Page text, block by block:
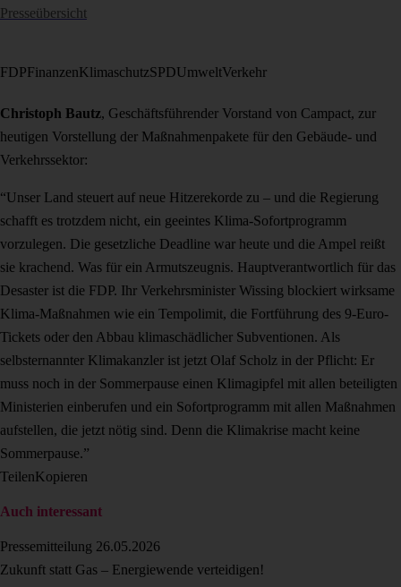
Presseübersicht
FDPFinanzenKlimaschutzSPDUmweltVerkehr
Christoph Bautz, Geschäftsführender Vorstand von Campact, zur
heutigen Vorstellung der Maßnahmenpakete für den Gebäude- und
Verkehrssektor:
“Unser Land steuert auf neue Hitzerekorde zu – und die Regierung
schafft es trotzdem nicht, ein geeintes Klima-Sofortprogramm
vorzulegen. Die gesetzliche Deadline war heute und die Ampel reißt
sie krachend. Was für ein Armutszeugnis. Hauptverantwortlich für das
Desaster ist die FDP. Ihr Verkehrsminister Wissing blockiert wirksame
Klima-Maßnahmen wie ein Tempolimit, die Fortführung des 9-Euro-
Tickets oder den Abbau klimaschädlicher Subventionen. Als
selbsternannter Klimakanzler ist jetzt Olaf Scholz in der Pflicht: Er
muss noch in der Sommerpause einen Klimagipfel mit allen beteiligten
Ministerien einberufen und ein Sofortprogramm mit allen Maßnahmen
aufstellen, die jetzt nötig sind. Denn die Klimakrise macht keine
Sommerpause.”
TeilenKopieren
Auch interessant
Pressemitteilung 26.05.2026
Zukunft statt Gas – Energiewende verteidigen!